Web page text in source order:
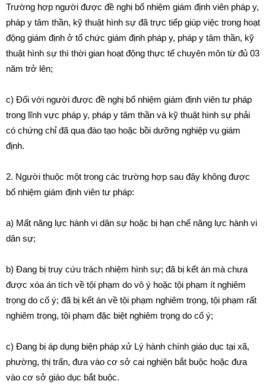
Trường hợp người được đề nghị bổ nhiệm giám định viên pháp y,
pháp y tâm thần, kỹ thuật hình sự đã trực tiếp giúp việc trong hoạt
động giám định ở tổ chức giám định pháp y, pháp y tâm thần, kỹ
thuật hình sự thì thời gian hoạt động thực tế chuyên môn từ đủ 03
năm trở lên;
c) Đối với người được đề nghị bổ nhiệm giám định viên tư pháp
trong lĩnh vực pháp y, pháp y tâm thần và kỹ thuật hình sự phải
có chứng chỉđã qua đào tạo hoặc bồi dưỡng nghiệp vụ giám
định.
2. Người thuộc một trong các trường hợp sau đây không được
bổ nhiệm giám định viên tư pháp:
a) Mất năng lực hành vi dân sự hoặc bị hạn chế năng lực hành vi
dân sự;
b) Đang bị truy cứu trách nhiệm hình sự; đã bị kết án mà chưa
được xóa án tích về tội phạm do vô ý hoặc tội phạm ít nghiêm
trọng do cố ý; đã bị kết án về tội phạm nghiêm trọng, tội phạm rất
nghiêm trọng, tội phạm đặc biệt nghiêm trọng do cố ý;
c) Đang bị áp dụng biện pháp xử Lý hành chính giáo dục tại xã,
phường, thị trấn, đưa vào cơ sở cai nghiện bắt buộc hoặc đưa
vào cơ sở giáo dục bắt buộc.